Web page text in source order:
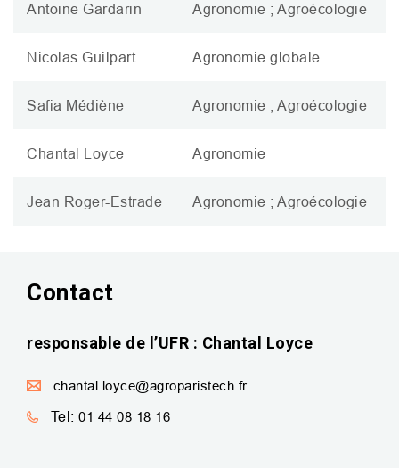
Antoine Gardarin Agronomie ; Agroécologie
Nicolas Guilpart Agronomie globale
Safia Médiène Agronomie ; Agroécologie
Chantal Loyce Agronomie
Jean Roger-Estrade Agronomie ; Agroécologie
Contact
responsable de l’UFR : Chantal Loyce
chantal.loyce@agroparistech.fr
Tel: 01 44 08 18 16